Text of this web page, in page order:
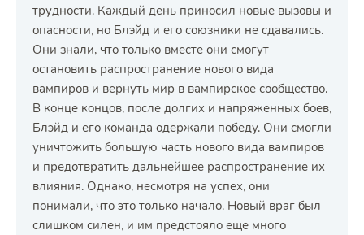
трудности. Каждый день приносил новые вызовы и
опасности, но Блэйд и его союзники не сдавались.
Они знали, что только вместе они смогут
остановить распространение нового вида
вампиров и вернуть мир в вампирское сообщество.
В конце концов, после долгих и напряженных боев,
Блэйд и его команда одержали победу. Они смогли
уничтожить большую часть нового вида вампиров
и предотвратить дальнейшее распространение их
влияния. Однако, несмотря на успех, они
понимали, что это только начало. Новый враг был
слишком силен, и им предстояло еще много